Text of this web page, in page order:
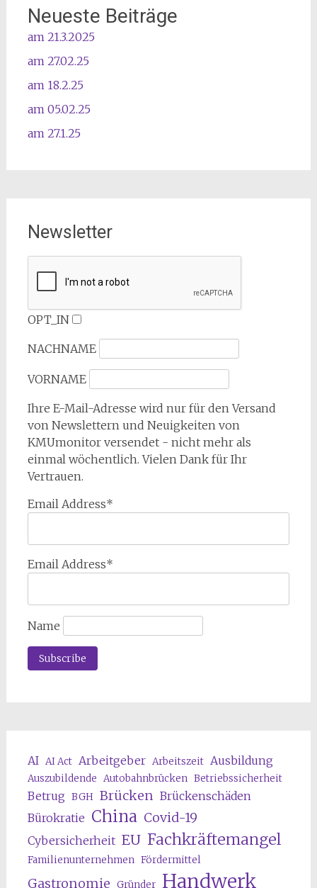
Neueste Beiträge
am 21.3.2025
am 27.02.25
am 18.2.25
am 05.02.25
am 27.1.25
Newsletter
OPT_IN
NACHNAME
VORNAME
Ihre E-Mail-Adresse wird nur für den Versand
von Newslettern und Neuigkeiten von
KMUmonitor versendet - nicht mehr als
einmal wöchentlich. Vielen Dank für Ihr
Vertrauen.
Email Address*
Email Address*
Name
AI AI Act Arbeitgeber Arbeitszeit Ausbildung
Auszubildende Autobahnbrücken Betriebssicherheit
Betrug BGH Brücken Brückenschäden
Bürokratie China Covid-19
Cybersicherheit EU Fachkräftemangel
Familienunternehmen Fördermittel
Gastronomie Gründer Handwerk